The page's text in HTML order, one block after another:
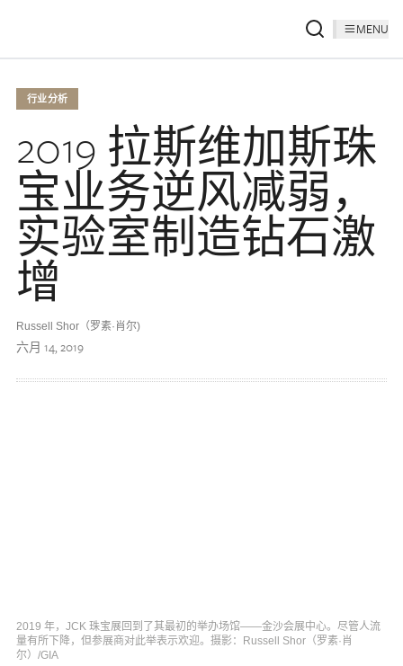
MENU
行业分析
2019 拉斯维加斯珠
宝业务逆风减弱，
实验室制造钻石激
增
Russell Shor（罗素·肖尔)
六月 14, 2019
2019 年，JCK 珠宝展回到了其最初的举办场馆——金沙会展中心。尽管人流
量有所下降，但参展商对此举表示欢迎。摄影：Russell Shor（罗素·肖
尔）/GIA